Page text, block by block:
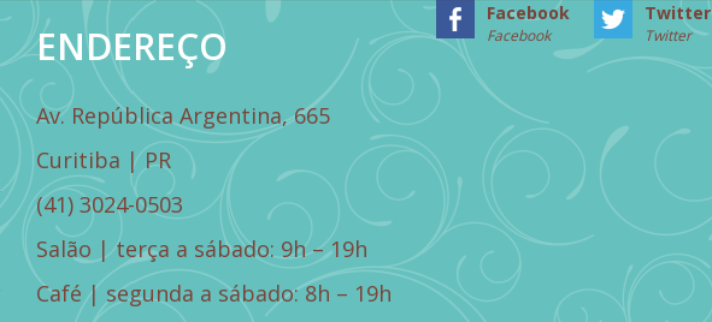
ENDEREÇO
Av. República Argentina, 665
Curitiba | PR
(41) 3024-0503
Salão | terça a sábado: 9h – 19h
Café | segunda a sábado: 8h – 19h
Facebook
Facebook
Twitter
Twitter